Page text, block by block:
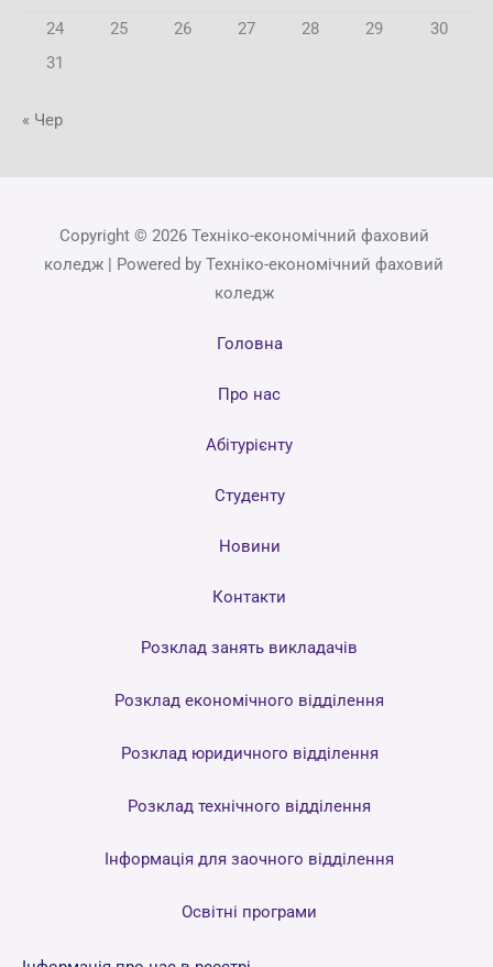
24
25 26 27 28 29
30
31
« Чер
Copyright © 2026 Техніко-економічний фаховий
коледж | Powered by Техніко-економічний фаховий
коледж
Головна
Про нас
Абітурієнту
Студенту
Новини
Контакти
Розклад занять викладачів
Розклад економічного відділення
Розклад юридичного відділення
Розклад технічного відділення
Інформація для заочного відділення
Освітні програми